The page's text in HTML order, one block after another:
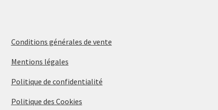
Conditions générales de vente
Mentions légales
Politique de confidentialité
Politique des Cookies